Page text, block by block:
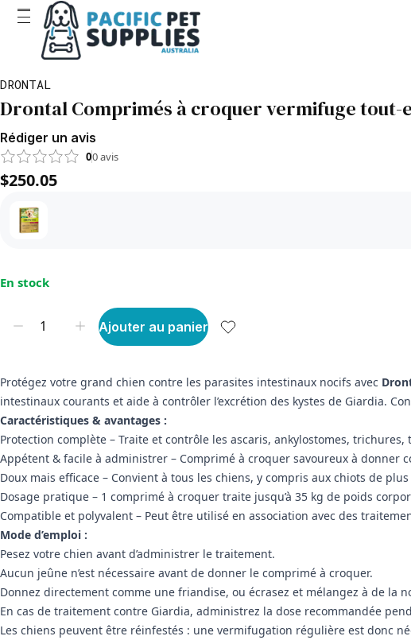
DRONTAL
Drontal Comprimés à croquer vermifuge tout-
Rédiger un avis
00avis
$250.05
En stock
Ajouter au panier
Protégez votre grand chien contre les parasites intestinaux nocifs avec
intestinaux courants et aide à contrôler l’excrétion des kystes de Giardia.
Caractéristiques & avantages :
Protection complète – Traite et contrôle les ascaris, ankylostomes, trichures,
Appétent & facile à administrer – Comprimé à croquer savoureux à donner
Doux mais efficace – Convient à tous les chiens, y compris aux chiots de
Dosage pratique – 1 comprimé à croquer traite jusqu’à 35 kg de poids
Compatible et polyvalent – Peut être utilisé en association avec des
Mode d’emploi :
Pesez votre chien avant d’administrer le traitement.
Aucun jeûne n’est nécessaire avant de donner le comprimé à croquer.
Donnez directement comme une friandise, ou écrasez et mélangez à de la
En cas de traitement contre Giardia, administrez la dose recommandée
Les chiens peuvent être réinfestés : une vermifugation régulière est donc